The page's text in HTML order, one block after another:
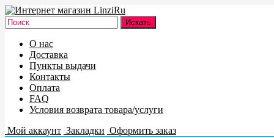
О нас
Доставка
Пункты выдачи
Контакты
Оплата
FAQ
Условия возврата товара/услуги
Мой аккаунт Закладки Оформить заказ